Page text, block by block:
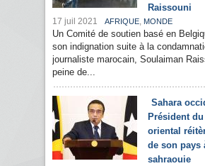
Raissouni
17 juil 2021 AFRIQUE, MONDE
Un Comité de soutien basé en
son indignation suite à la
journaliste marocain, Soulaiman
peine de...
Sahara
Président
oriental
de son pays
sahraouie